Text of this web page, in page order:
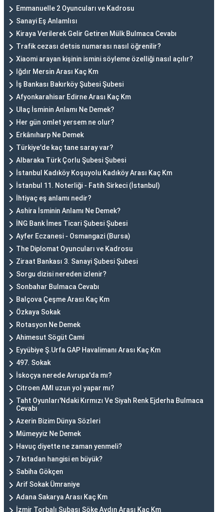
Emmanuelle 2 Oyuncuları ve Kadrosu
Sanayi Eş Anlamlısı
Kiraya Verilerek Gelir Getiren Mülk Bulmaca Cevabı
Trafik cezası detsis numarası nasıl öğrenilir?
Xiaomi arayan kişinin ismini söyleme özelliği nasıl açılır?
Iğdır Mersin Arası Kaç Km
İş Bankası Bakırköy Şubesi Şubesi
Afyonkarahisar Edirne Arası Kaç Km
Ulaç İsminin Anlamı Ne Demek?
Her gün omlet yersem ne olur?
Erkânıharp Ne Demek
Türkiye'de kaç tane saray var?
Albaraka Türk Çorlu Şubesi Şubesi
İstanbul Kadıköy Koşuyolu Kadıköy Arası Kaç Km
İstanbul 11. Noterliği - Fatih Sirkeci (İstanbul)
İhtiyaç eş anlamı nedir?
Ashira İsminin Anlamı Ne Demek?
İNG Bank İmes Ticari Şubesi Şubesi
Ayfer Eczanesi - Osmangazi (Bursa)
The Diplomat Oyuncuları ve Kadrosu
Ziraat Bankası 3. Sanayi Şubesi Şubesi
Sorgu dizisi nereden izlenir?
Sonbahar Bulmaca Cevabı
Balçova Çeşme Arası Kaç Km
Özkaya Sokak
Rotasyon Ne Demek
Ahimesut Sögüt Cami
Eyyübiye Ş.Urfa GAP Havalimanı Arası Kaç Km
497. Sokak
İskoçya nerede Avrupa'da mı?
Citroen AMI uzun yol yapar mı?
Taht Oyunları'Ndaki Kırmızı Ve Siyah Renk Ejderha Bulmaca
Cevabı
Azerin Bizim Dünya Sözleri
Mümeyyiz Ne Demek
Havuç diyette ne zaman yenmeli?
7 kıtadan hangisi en büyük?
Sabiha Gökçen
Arif Sokak Ümraniye
Adana Sakarya Arası Kaç Km
İzmir Torbalı Subaşı Söke Aydın Arası Kaç Km